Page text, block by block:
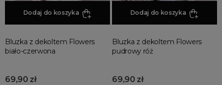
Dodaj do koszyka
Bluzka z dekoltem Flowers
biało-czerwona
69,90 zł
Dodaj do koszyka
Bluzka z dekoltem Flowers
pudrowy róż
69,90 zł